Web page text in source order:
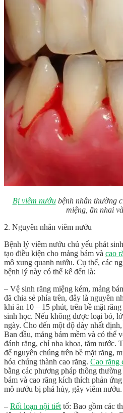
Bị viêm nướubệnh nhân thường
miệng, ăn nhai
2. Nguyên nhân viêm nướu
Bệnh lý viêm nướu chủ yếu phát
tạo điều kiện cho mảng bám và cao
mô xung quanh nướu. Cụ thể, các
bệnh lý này có thể kể đến là:
– Vệ sinh răng miệng kém, mảng
đã chia sẻ phía trên, đây là nguyên
khi ăn 10 – 15 phút, trên bề mặt
sinh học. Nếu không được loại bỏ,
ngày. Cho đến một độ dày nhất
Ban đầu, mảng bám mềm và có thể
đánh răng, chỉ nha khoa, tăm nước.
để nguyên chúng trên bề mặt răng,
hóa chúng thành cao răng. Cao răng
bằng các phương pháp thông
bám và cao răng kích thích phản
mô nướu bị phá hủy, gây viêm nướu.
– Rối loạn nội tiết tố: Bao gồm các